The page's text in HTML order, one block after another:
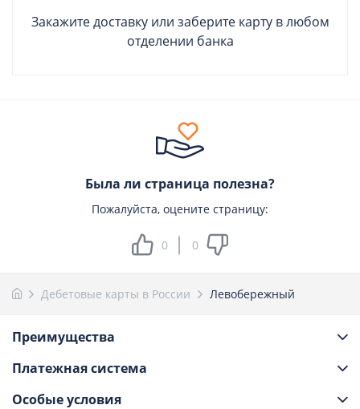
Закажите доставку или заберите карту в любом
отделении банка
Была ли страница полезна?
Пожалуйста, оцените страницу:
0 0
Дебетовые карты в России Левобережный
Преимущества
Платежная система
Особые условия